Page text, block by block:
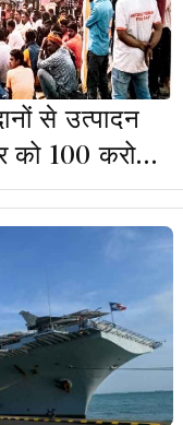
से उत्पादन
को 100 करोड़